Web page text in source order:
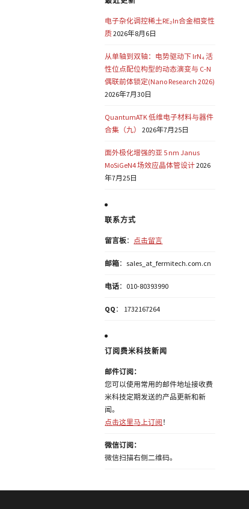
电子杂化调控稀土RE₂In合金相变性
质2026年8月6日
从单轴到双轴：电势驱动下 IrN₄ 活
性位点配位构型的动态演变与 C-N
偶联前体锁定(Nano Research 2026)
2026年7月30日
QuantumATK 低维电子材料与器件
合集（九）
2026年7月25日
面外极化增强的亚 5 nm Janus
MoSiGeN4 场效应晶体管设计2026
年7月25日
联系方式
留言板： 点击留言
邮箱：sales_at_fermitech.com.cn
电话：010-80393990
QQ ： 1732167264
订阅费米科技新闻
邮件订阅：
您可以使用常用的邮件地址接收费
米科技定期发送的产品更新和新
闻。
点击这里马上订阅 ！
微信订阅：
微信扫描右侧二维码。